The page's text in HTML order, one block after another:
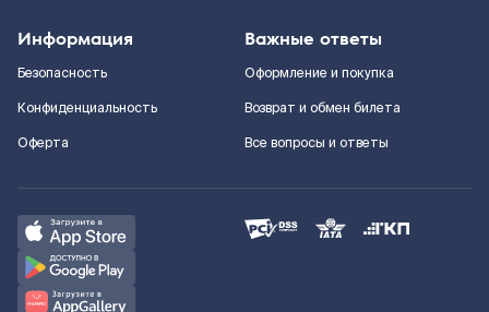
Информация
Безопасность
Конфиденциальность
Оферта
Важные ответы
Оформление и покупка
Возврат и обмен билета
Все вопросы и ответы